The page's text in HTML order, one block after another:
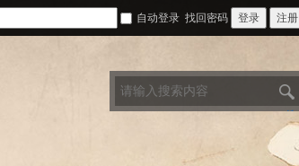
自动登录 找回密码 登录 注册